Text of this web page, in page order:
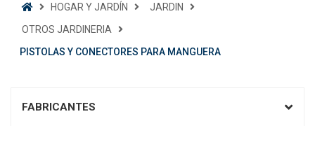
HOGAR Y JARDÍN
JARDIN
OTROS JARDINERIA
PISTOLAS Y CONECTORES PARA MANGUERA
FABRICANTES